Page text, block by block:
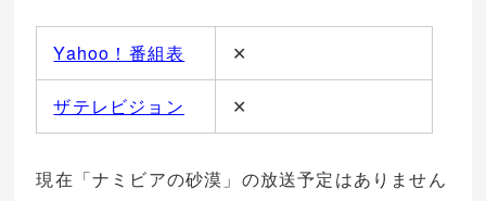
Yahoo！番組表 ✕
ザテレビジョン ✕
現在「ナミビアの砂漠」の放送予定はありません